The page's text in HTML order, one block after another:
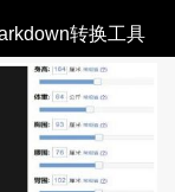
转换工具
全部文章